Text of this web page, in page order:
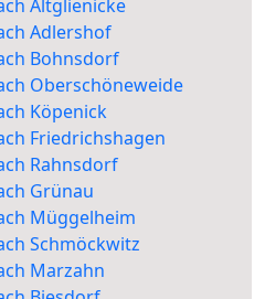
Altglienicke
Adlershof
Bohnsdorf
Oberschöneweide
Köpenick
Friedrichshagen
Rahnsdorf
Grünau
Müggelheim
Schmöckwitz
Marzahn